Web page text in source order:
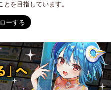
を目指しています。